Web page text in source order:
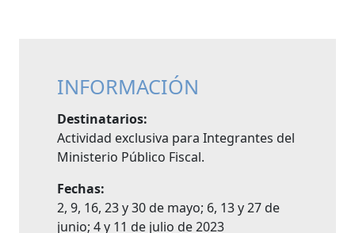
INFORMACIÓN
Destinatarios:
Actividad exclusiva para Integrantes del
Ministerio Público Fiscal.
Fechas:
2, 9, 16, 23 y 30 de mayo; 6, 13 y 27 de
junio; 4 y 11 de julio de 2023